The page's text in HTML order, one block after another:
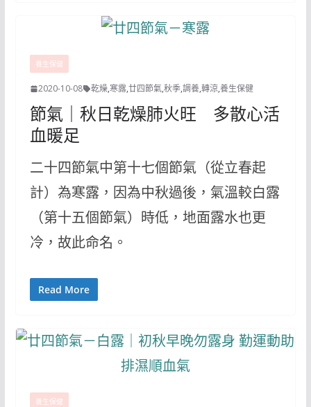
養生保健
2020-10-08 乾燥,寒露,廿四節氣,秋季,調養,轉涼,養生保健
節氣｜秋日乾燥肺火旺 多散心活
血暖足
二十四節氣中第十七個節氣（從立春起
計）為寒露，因為中秋過後，氣溫較白露
（第十五個節氣）時低，地面露水也更
冷，故此命名。
Read More
養生保健